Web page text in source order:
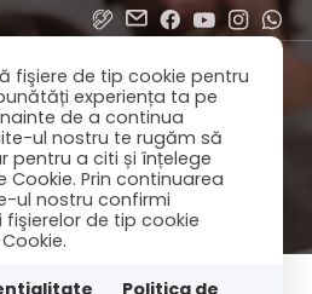
fişiere de tip cookie pentru
experiența ta pe
de a continua
ul nostru te rugăm să
pentru a citi și înțelege
Cookie. Prin continuarea
ul nostru confirmi
de tip cookie
Politica de